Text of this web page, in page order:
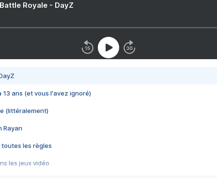
Royale - DayZ
13 ans (et vous l'avez ignoré)
(littéralement)
Rayan
toutes les règles
les jeux vidéo